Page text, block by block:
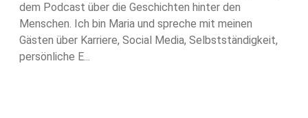
dem Podcast über die Geschichten hinter den
Menschen. Ich bin Maria und spreche mit meinen
Gästen über Karriere, Social Media, Selbstständigkeit,
persönliche E...